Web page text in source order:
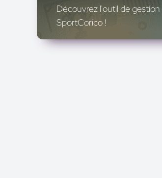
Découvrez l'outil de
SportCorico !